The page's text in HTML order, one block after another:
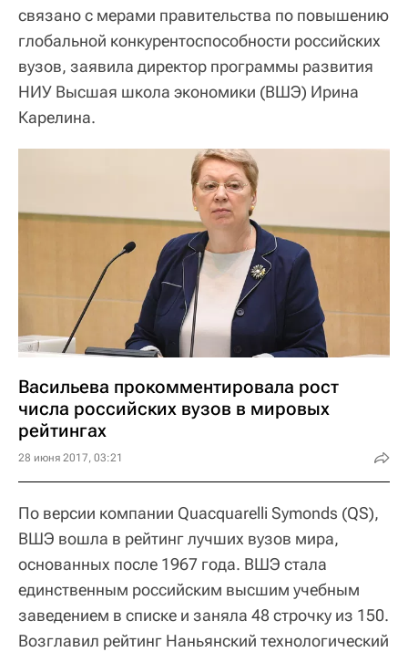
связано с мерами правительства по повышению
глобальной конкурентоспособности российских
вузов, заявила директор программы развития
НИУ Высшая школа экономики (ВШЭ) Ирина
Карелина.
Васильева прокомментировала рост
числа российских вузов в мировых
рейтингах
28 июня 2017, 03:21
По версии компании Quacquarelli Symonds (QS),
ВШЭ вошла в рейтинг лучших вузов мира,
основанных после 1967 года. ВШЭ стала
единственным российским высшим учебным
заведением в списке и заняла 48 строчку из 150.
Возглавил рейтинг Наньянский технологический